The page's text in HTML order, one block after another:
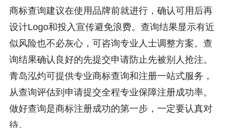
商标查询建议在使用品牌前就进行，确认可用后再
设计Logo和投入宣传避免浪费。查询结果显示有近
似风险也不必灰心，可咨询专业人士调整方案。查
询结果确认良好的先提交申请防止先被别人抢注。
青岛泓灼可提供专业商标查询和注册一站式服务，
从查询评估到申请提交全程专业保障注册成功率。
做好查询是商标注册成功的第一步，一定要认真对
待。